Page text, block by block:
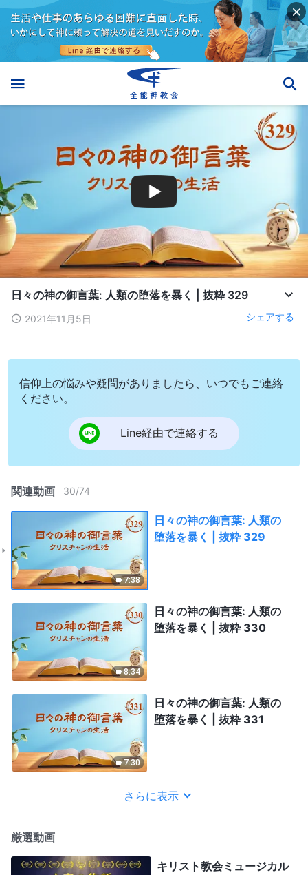
日々の神の御言葉: 人類の堕落を暴く | 抜粋 329
2021年11月5日 シェアする
信仰上の悩みや疑問がありましたら、いつでもご連絡
ください。
Line経由で連絡する
関連動画 30/74
7:38
日々の神の御言葉: 人類の
堕落を暴く | 抜粋 329
8:34
日々の神の御言葉: 人類の
堕落を暴く | 抜粋 330
7:30
日々の神の御言葉: 人類の
堕落を暴く | 抜粋 331
さらに表示
厳選動画
キリスト教会ミュージカル